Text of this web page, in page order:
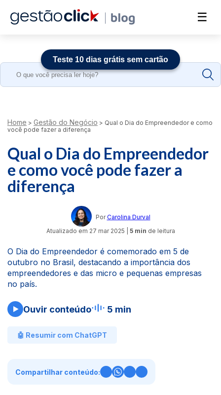
☰
Search
Home > Gestão do Negócio > Qual o Dia do Empreendedor e como
você pode fazer a diferença
Qual o Dia do Empreendedor
e como você pode fazer a
diferença
Por Carolina Durval
Atualizado em 27 mar 2025 5 min de leitura
O Dia do Empreendedor é comemorado em 5 de
outubro no Brasil, destacando a importância dos
empreendedores e das micro e pequenas empresas
no país.
Ouvir conteúdo 5 min
🤖 Resumir com ChatGPT
Compartilhar conteúdo:
Teste 10 dias grátis sem cartão